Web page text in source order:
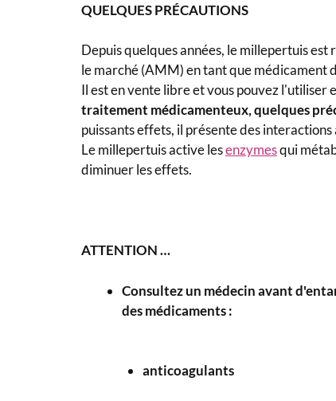
QUELQUES PRÉCAUTIONS
Depuis quelques années, le millepertuis
le marché (AMM) en tant que médicament
Il est en vente libre et vous pouvez l'utiliser
traitement médicamenteux, quelques
puissants effets, il présente des
Le millepertuis active lesenzymesqui
diminuer les effets.
ATTENTION …
Consultez un médecin avant
des médicaments :
anticoagulants